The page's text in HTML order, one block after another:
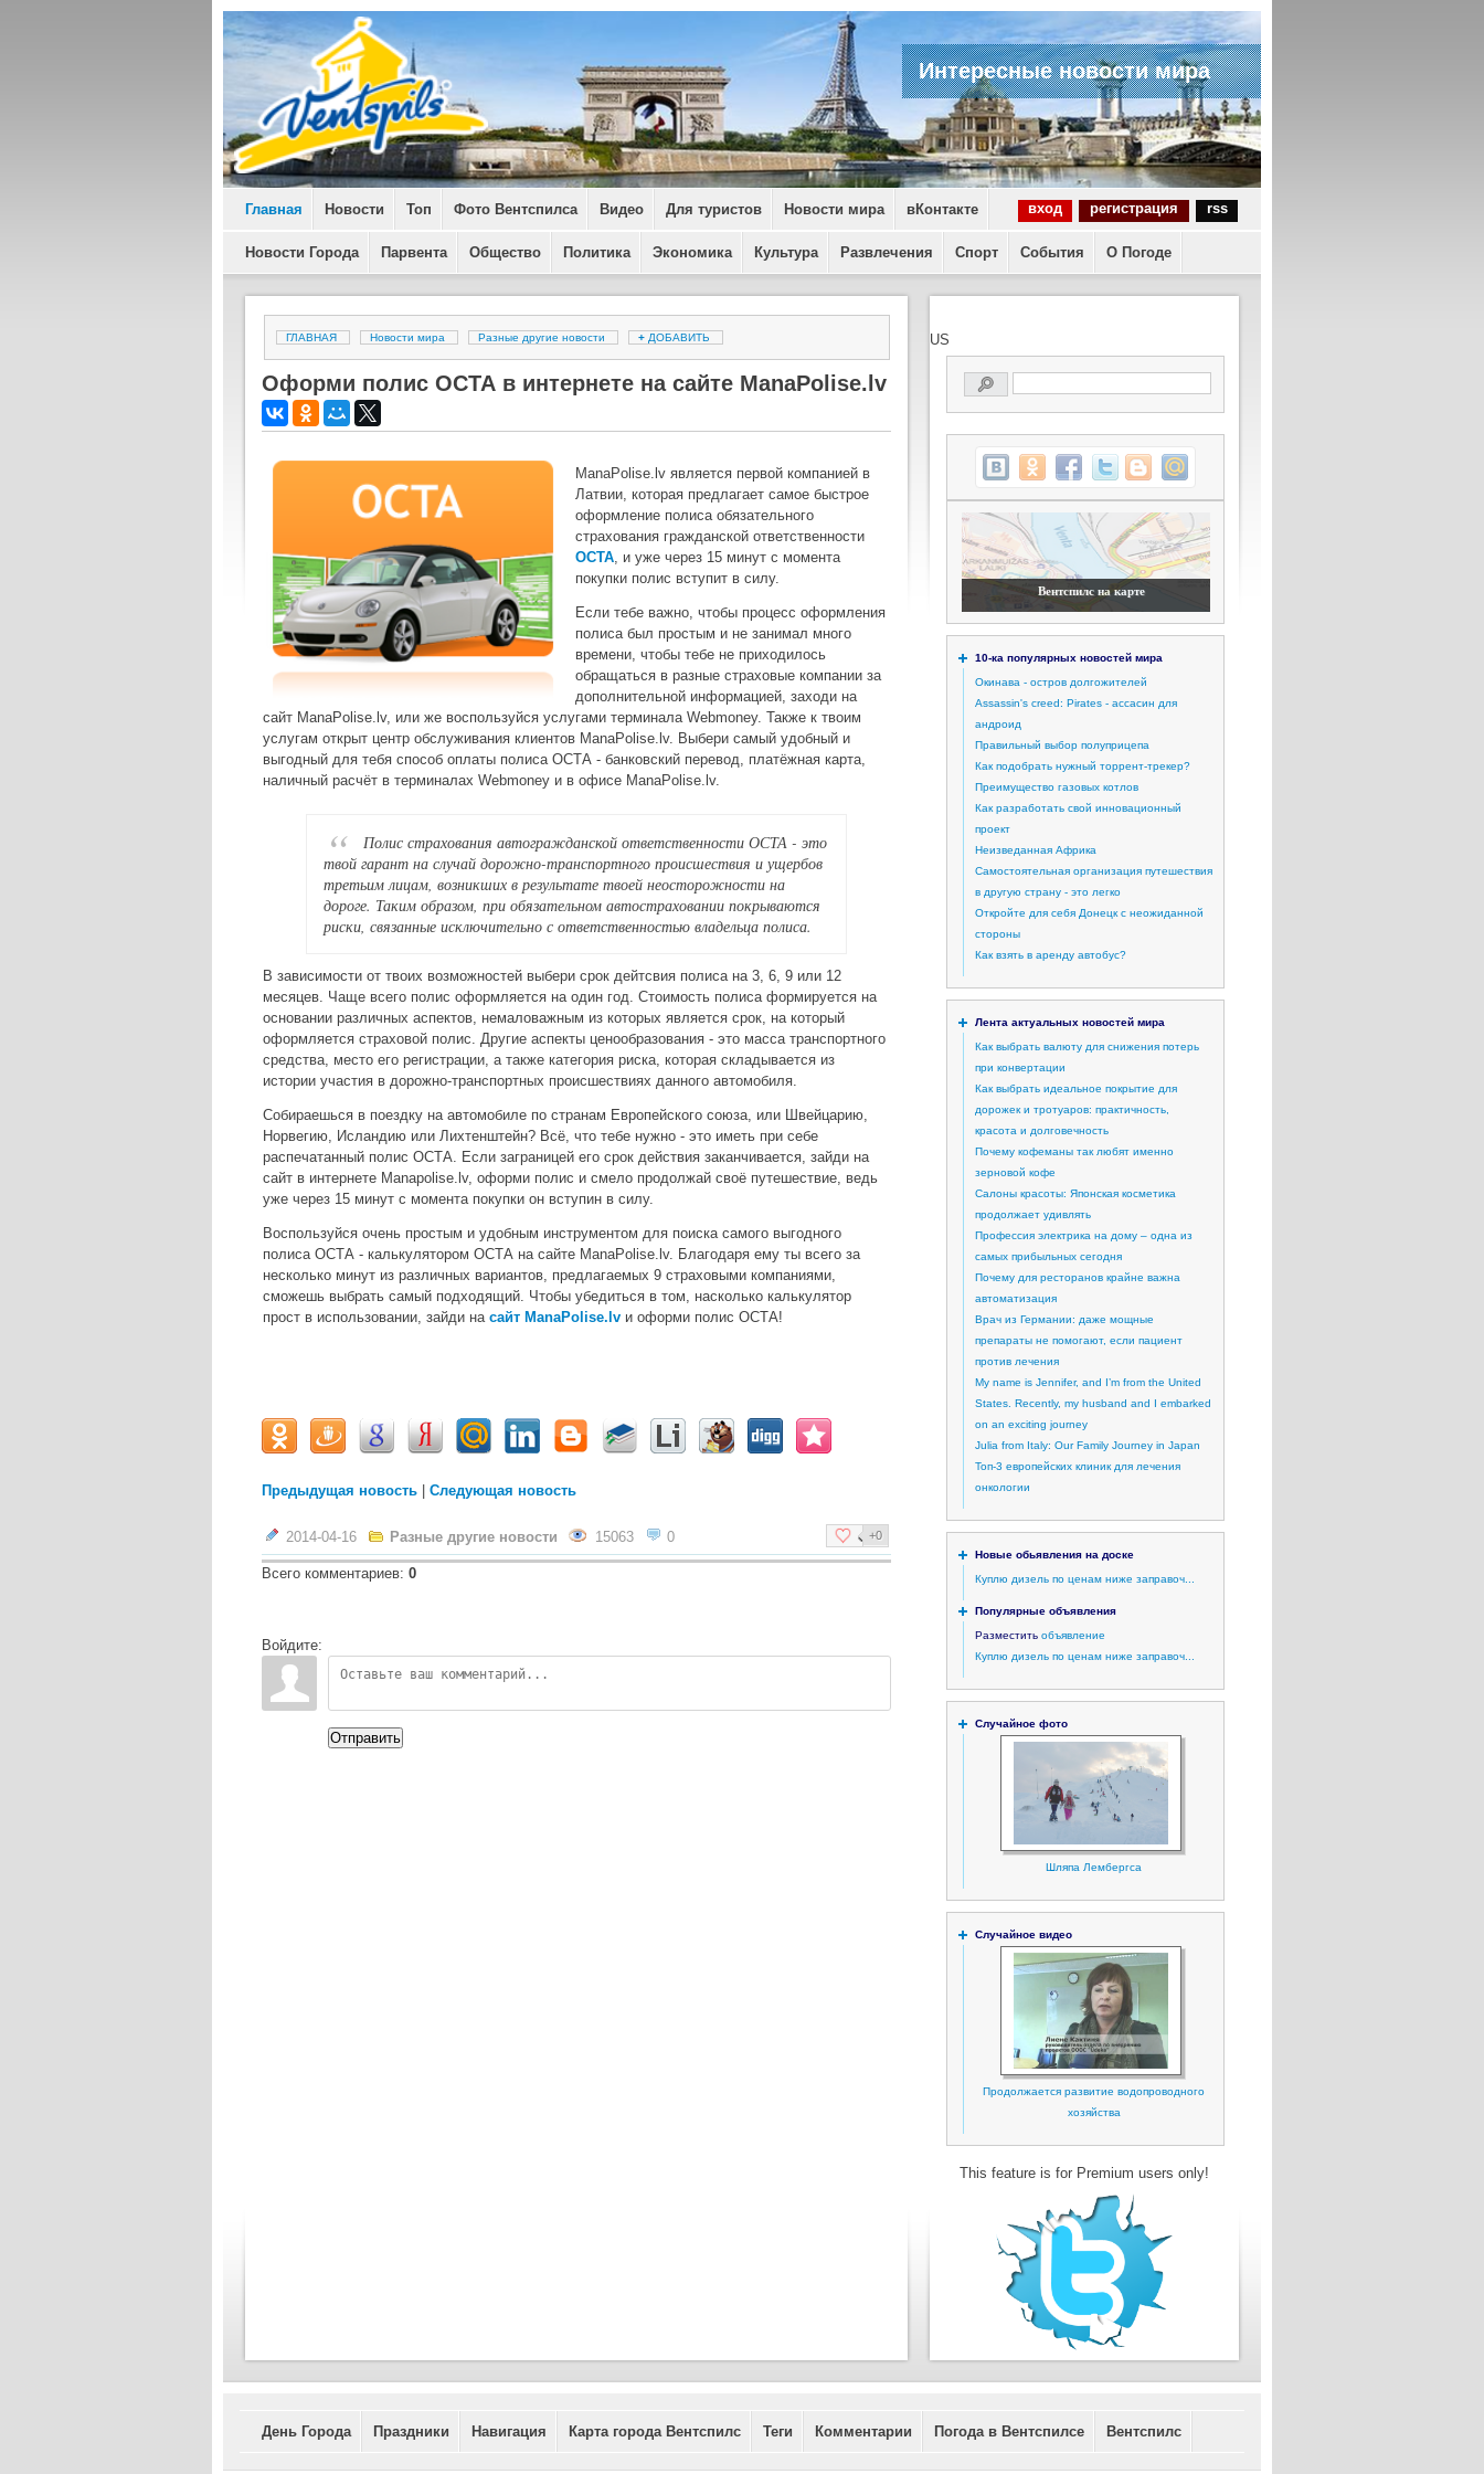
Интересные новости мира
Главная Новости Топ Фото Вентспилса Видео Для туристов Новости мира вКонтакте вход регистрация rss
Новости Города Парвента Общество Политика Экономика Культура Развлечения Спорт События О Погоде
ГЛАВНАЯ Новости мира Разные другие новости + ДОБАВИТЬ
Oформи полис ОСТА в интернете на сайте ManaPolise.lv
ManaPolise.lv является первой компанией в
Латвии, которая предлагает самое быстрое
оформление полиса обязательного
страхования гражданской ответственности
OCTA, и уже через 15 минут с момента
покупки полис вступит в силу.
Если тебе важно, чтобы процесс оформления
полиса был простым и не занимал много
времени, чтобы тебе не приходилось
обращаться в разные страховые компании за
дополнительной информацией, заходи на
сайт ManaPolise.lv, или же воспользуйся услугами терминала Webmoney. Также к твоим
услугам открыт центр обслуживания клиентов ManaPolise.lv. Выбери самый удобный и
выгодный для тебя способ оплаты полиса ОСТА - банковский перевод, платёжная карта,
наличный расчёт в терминалах Webmoney и в офисе ManaPolise.lv.
Полис страхования автогражданской ответственности ОСТА - это
твой гарант на случай дорожно-транспортного происшествия и ущербов
третьим лицам, возникших в результате твоей неосторожности на
дороге. Таким образом, при обязательном автостраховании покрываются
риски, связанные исключительно с ответственностью владельца полиса.
В зависимости от твоих возможностей выбери срок дейтсвия полиса на 3, 6, 9 или 12
месяцев. Чаще всего полис оформляется на один год. Стоимость полиса формируется на
основании различных аспектов, немаловажным из которых является срок, на который
оформляется страховой полис. Другие аспекты ценообразования - это масса транспортного
средства, место его регистрации, а также категория риска, которая складывается из
истории участия в дорожно-транспортных происшествиях данного автомобиля.
Собираешься в поездку на автомобиле по странам Европейского союза, или Швейцарию,
Норвегию, Исландию или Лихтенштейн? Всё, что тебе нужно - это иметь при себе
распечатанный полис ОСТА. Если заграницей его срок действия заканчивается, зайди на
сайт в интернете Manapolise.lv, оформи полис и смело продолжай своё путешествие, ведь
уже через 15 минут с момента покупки он вступин в силу.
Воспользуйся очень простым и удобным инструментом для поиска самого выгодного
полиса ОСТА - калькулятором ОСТА на сайте ManaPolise.lv. Благодаря ему ты всего за
несколько минут из различных вариантов, предлагаемых 9 страховыми компаниями,
сможешь выбрать самый подходящий. Чтобы убедиться в том, насколько калькулятор
прост в использовании, зайди на сайт ManaPolise.lv и оформи полис ОСТА!
Предыдущая новость Следующая новость
2014-04-16 Разные другие новости 15063 0 +0
Всего комментариев: 0
Войдите:
Отправить
US
Вентспилс на карте
10-ка популярных новостей мира
Окинава - остров долгожителей
Assassin's creed: Pirates - ассасин для
андроид
Правильный выбор полуприцепа
Как подобрать нужный торрент-трекер?
Преимущество газовых котлов
Как разработать свой инновационный
проект
Неизведанная Африка
Самостоятельная организация путешествия
в другую страну - это легко
Откройте для себя Донецк с неожиданной
стороны
Как взять в аренду автобус?
Лента актуальных новостей мира
Как выбрать валюту для снижения потерь
при конвертации
Как выбрать идеальное покрытие для
дорожек и тротуаров: практичность,
красота и долговечность
Почему кофеманы так любят именно
зерновой кофе
Салоны красоты: Японская косметика
продолжает удивлять
Профессия электрика на дому – одна из
самых прибыльных сегодня
Почему для ресторанов крайне важна
автоматизация
Врач из Германии: даже мощные
препараты не помогают, если пациент
против лечения
My name is Jennifer, and I’m from the United
States. Recently, my husband and I embarked
on an exciting journey
Julia from Italy: Our Family Journey in Japan
Топ-3 европейских клиник для лечения
онкологии
Новые обьявления на доске
Куплю дизель по ценам ниже заправоч...
Популярные объявления
Разместить объявление
Куплю дизель по ценам ниже заправоч...
Случайное фото
Шляпа Лембергса
Случайное видео
Продолжается развитие водопроводного
хозяйства
This feature is for Premium users only!
День Города Праздники Навигация Карта города Вентспилс Теги Комментарии Погода в Вентспилсе Вентспилс